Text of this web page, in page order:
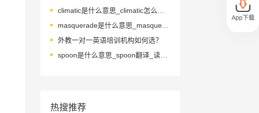
masquerade是什么意思_masquerade怎么读_音标ˌmæskəˈreɪd
外教一对一英语培训机构如何选？
spoon是什么意思_spoon翻译_读音_用法_翻译
热搜推荐
App下载